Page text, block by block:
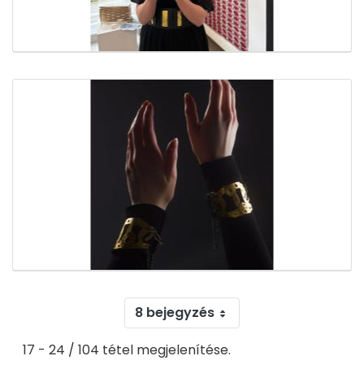
8 bejegyzés
17 - 24 / 104 tétel megjelenítése.